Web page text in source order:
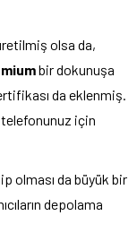
olsa da,
bir dokunuşa
da eklenmiş.
için
olması da büyük bir
depolama